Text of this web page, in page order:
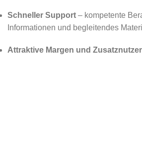
Schneller Support – kompetente
Informationen und begleitendes
Attraktive Margen und